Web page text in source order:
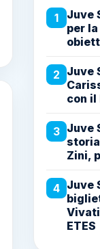
1
Juve
per
2 Juve
con il
3 Juve
Zini,
4 Juve
ETES